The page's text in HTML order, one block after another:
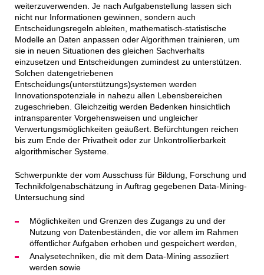
weiterzuverwenden. Je nach Aufgabenstellung lassen sich
nicht nur Informationen gewinnen, sondern auch
Entscheidungsregeln ableiten, mathematisch-statistische
Modelle an Daten anpassen oder Algorithmen trainieren, um
sie in neuen Situationen des gleichen Sachverhalts
einzusetzen und Entscheidungen zumindest zu unterstützen.
Solchen datengetriebenen
Entscheidungs(unterstützungs)systemen werden
Innovationspotenziale in nahezu allen Lebensbereichen
zugeschrieben. Gleichzeitig werden Bedenken hinsichtlich
intransparenter Vorgehensweisen und ungleicher
Verwertungsmöglichkeiten geäußert. Befürchtungen reichen
bis zum Ende der Privatheit oder zur Unkontrollierbarkeit
algorithmischer Systeme.
Schwerpunkte der vom Ausschuss für Bildung, Forschung und
Technikfolgenabschätzung in Auftrag gegebenen Data-Mining-
Untersuchung sind
Möglichkeiten und Grenzen des Zugangs zu und der
Nutzung von Datenbeständen, die vor allem im Rahmen
öffentlicher Aufgaben erhoben und gespeichert werden,
Analysetechniken, die mit dem Data-Mining assoziiert
werden sowie